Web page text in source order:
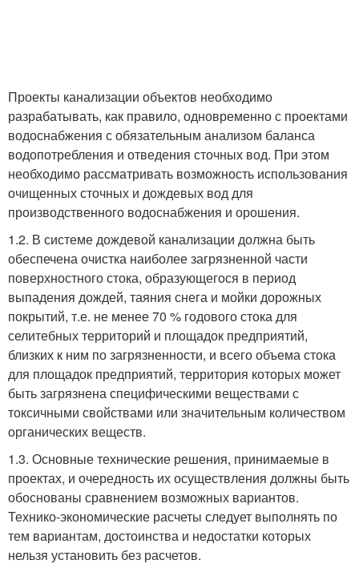
Проекты канализации объектов необходимо
разрабатывать, как правило, одновременно с проектами
водоснабжения с обязательным анализом баланса
водопотребления и отведения сточных вод. При этом
необходимо рассматривать возможность использования
очищенных сточных и дождевых вод для
производственного водоснабжения и орошения.
1.2. В системе дождевой канализации должна быть
обеспечена очистка наиболее загрязненной части
поверхностного стока, образующегося в период
выпадения дождей, таяния снега и мойки дорожных
покрытий, т.е. не менее 70 % годового стока для
селитебных территорий и площадок предприятий,
близких к ним по загрязненности, и всего объема стока
для площадок предприятий, территория которых может
быть загрязнена специфическими веществами с
токсичными свойствами или значительным количеством
органических веществ.
1.3. Основные технические решения, принимаемые в
проектах, и очередность их осуществления должны быть
обоснованы сравнением возможных вариантов.
Технико-экономические расчеты следует выполнять по
тем вариантам, достоинства и недостатки которых
нельзя установить без расчетов.